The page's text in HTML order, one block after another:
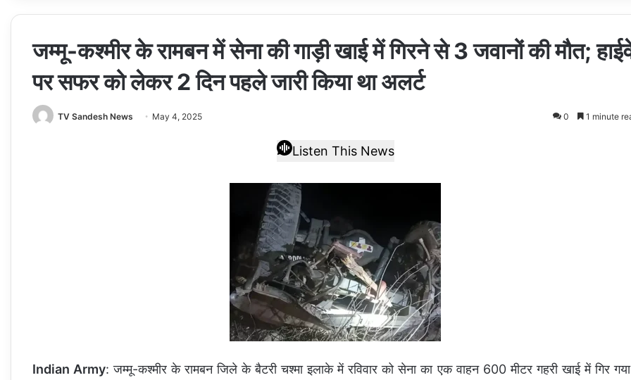
जम्मू-कश्मीर के रामबन में सेना की गाड़ी खाई में गिरने से 3 जवानों की मौत;
पर सफर को लेकर 2 दिन पहले जारी किया था अलर्ट
TV Sandesh News May 4, 2025 0 1 minute
Listen This News
Indian Army: जम्मू-कश्मीर के रामबन जिले के बैटरी चश्मा इलाके में रविवार को सेना का एक वाहन 600 मीटर गहरी खाई में गिर